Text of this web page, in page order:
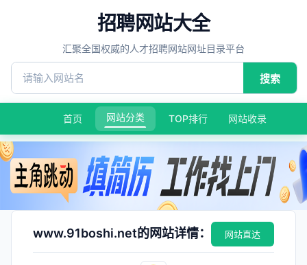
招聘网站大全
汇聚全国权威的人才招聘网站网址目录平台
搜索
首页 网站分类 TOP排行 网站收录
www.91boshi.net的网站详情： 网站直达